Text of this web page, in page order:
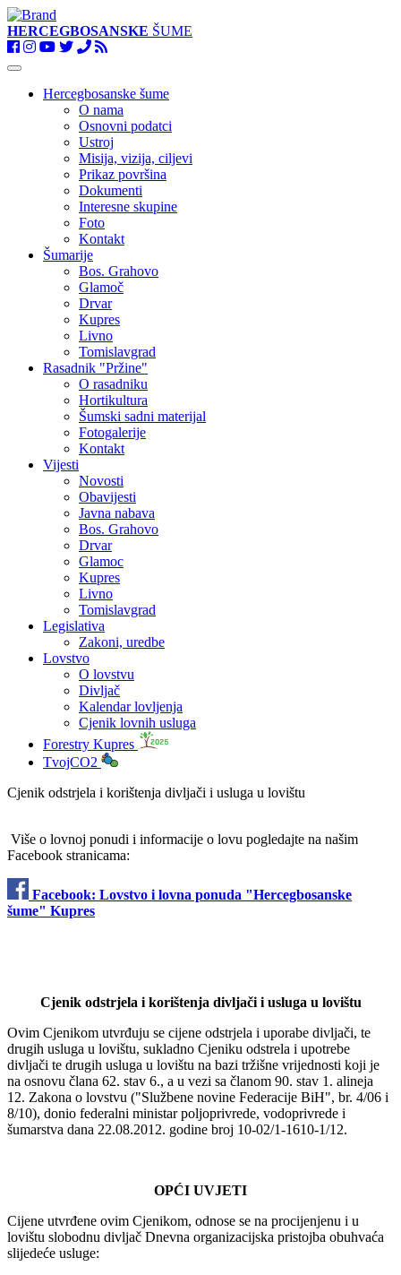
HERCEGBOSANSKE ŠUME
Toggle
navigationHercegbosanske šume
O nama
Osnovni podatci
Ustroj
Misija, vizija, ciljevi
Prikaz površina
Dokumenti
Interesne skupine
Foto
Kontakt
Šumarije
Bos. Grahovo
Glamoč
Drvar
Kupres
Livno
Tomislavgrad
Rasadnik "Pržine"
O rasadniku
Hortikultura
Šumski sadni materijal
Fotogalerije
Kontakt
Vijesti
Novosti
Obavijesti
Javna nabava
Bos. Grahovo
Drvar
Glamoc
Kupres
Livno
Tomislavgrad
Legislativa
Zakoni, uredbe
Lovstvo
O lovstvu
Divljač
Kalendar lovljenja
Cjenik lovnih usluga
Forestry Kupres
TvojCO2
Cjenik odstrjela i korištenja divljači i usluga u lovištu
Više o lovnoj ponudi i informacije o lovu pogledajte na našim
Facebook stranicama:
Facebook: Lovstvo i lovna ponuda "Hercegbosanske
šume" Kupres
Cjenik odstrjela i korištenja divljači i usluga u lovištu
Ovim Cjenikom utvrđuju se cijene odstrjela i uporabe divljači, te
drugih usluga u lovištu, sukladno Cjeniku odstrela i upotrebe
divljači te drugih usluga u lovištu na bazi tržišne vrijednosti koji je
na osnovu člana 62. stav 6., a u vezi sa članom 90. stav 1. alineja
12. Zakona o lovstvu ("Službene novine Federacije BiH", br. 4/06 i
8/10), donio federalni ministar poljoprivrede, vodoprivrede i
šumarstva dana 22.08.2012. godine broj 10-02/1-1610-1/12.
OPĆI UVJETI
Cijene utvrđene ovim Cjenikom, odnose se na procijenjenu i u
lovištu slobodnu divljač Dnevna organizacijska pristojba obuhvaća
slijedeće usluge: